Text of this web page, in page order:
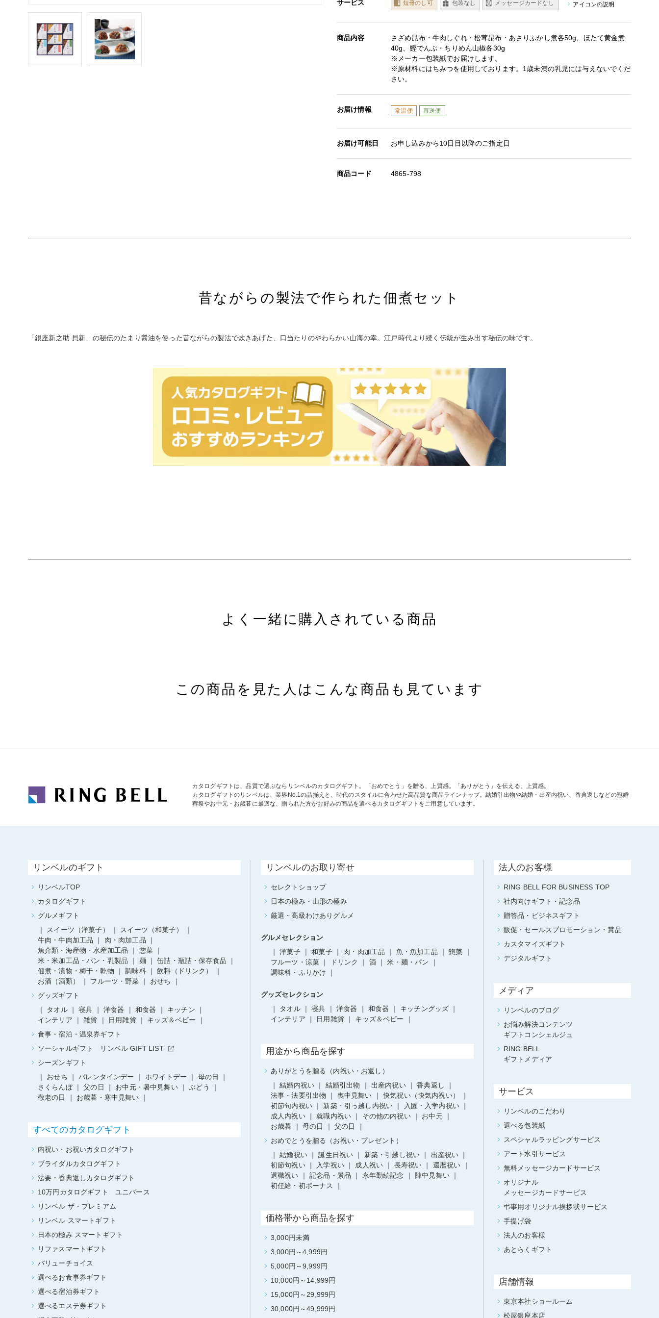
サービス 短冊のし可 包装なし メッセージカードなし アイコンの説明
商品内容
さざめ昆布・牛肉しぐれ・松茸昆布・あさりふかし煮各50g、ほたて黄金煮
40g、鰹でんぶ・ちりめん山椒各30g
※メーカー包装紙でお届けします。
※原材料にはちみつを使用しております。1歳未満の乳児には与えないでくだ
さい。
お届け情報 常温便 直送便
お届け可能日 お申し込みから10日目以降のご指定日
商品コード 4865-798
昔ながらの製法で作られた佃煮セット
「銀座新之助 貝新」の秘伝のたまり醤油を使った昔ながらの製法で炊きあげた、口当たりのやわらかい山海の幸。江戸時代より続く伝統が生み出す秘伝の味です。
よく一緒に購入されている商品
この商品を見た人はこんな商品も見ています
カタログギフトは、品質で選ぶならリンベルのカタログギフト。「おめでとう」を贈る、上質感。「ありがとう」を伝える、上質感。
カタログギフトのリンベルは、業界No.1の品揃えと、時代のスタイルに合わせた高品質な商品ラインナップ。結婚引出物や結婚・出産内祝い、香典返しなどの冠婚
葬祭やお中元・お歳暮に最適な、贈られた方がお好みの商品を選べるカタログギフトをご用意しています。
リンベルのギフト
リンベルTOP
カタログギフト
グルメギフト
スイーツ（洋菓子）
スイーツ（和菓子）
牛肉・牛肉加工品
肉・肉加工品
魚介類・海産物・水産加工品
惣菜
米・米加工品・パン・乳製品
麺
缶詰・瓶詰・保存食品
佃煮・漬物・梅干・乾物
調味料
飲料（ドリンク）
お酒（酒類）
フルーツ・野菜
おせち
グッズギフト
タオル
寝具 洋食器 和食器
キッチン
インテリア
雑貨 日用雑貨
キッズ＆ベビー
食事・宿泊・温泉券ギフト
ソーシャルギフト リンベル GIFT LIST
シーズンギフト
おせち
バレンタインデー ホワイトデー
母の日
さくらんぼ
父の日 お中元・暑中見舞い
ぶどう
敬老の日
お歳暮・寒中見舞い
すべてのカタログギフト
内祝い・お祝いカタログギフト
ブライダルカタログギフト
法要・香典返しカタログギフト
10万円カタログギフト ユニバース
リンベル ザ・プレミアム
リンベル スマートギフト
日本の極み スマートギフト
リファスマートギフト
バリューチョイス
選べるお食事券ギフト
選べる宿泊券ギフト
選べるエステ券ギフト
リンベルのお取り寄せ
セレクトショップ
日本の極み・山形の極み
厳選・高級わけありグルメ
グルメセレクション
洋菓子
和菓子 肉・肉加工品 魚・魚加工品
惣菜
フルーツ・涼菓
ドリンク 酒
米・麺・パン
調味料・ふりかけ
グッズセレクション
タオル
寝具 洋食器 和食器
キッチングッズ
インテリア
日用雑貨 キッズ＆ベビー
用途から商品を探す
ありがとうを贈る（内祝い・お返し）
結婚内祝い
結婚引出物 出産内祝い
香典返し
法事・法要引出物
喪中見舞い
快気祝い（快気内祝い）
初節句内祝い
新築・引っ越し内祝い
入園・入学内祝い
成人内祝い
就職内祝い その他の内祝い
お中元
お歳暮
母の日
父の日
おめでとうを贈る（お祝い・プレゼント）
結婚祝い
誕生日祝い 新築・引越し祝い
出産祝い
初節句祝い
入学祝い 成人祝い 長寿祝い
還暦祝い
退職祝い
記念品・景品 永年勤続記念
陣中見舞い
初任給・初ボーナス
価格帯から商品を探す
3,000円未満
3,000円～4,999円
5,000円～9,999円
10,000円～14,999円
15,000円～29,999円
30,000円～49,999円
法人のお客様
RING BELL FOR BUSINESS TOP
社内向けギフト・記念品
贈答品・ビジネスギフト
販促・セールスプロモーション・賞品
カスタマイズギフト
デジタルギフト
メディア
リンベルのブログ
お悩み解決コンテンツ
ギフトコンシェルジュ
RING BELL
ギフトメディア
サービス
リンベルのこだわり
選べる包装紙
スペシャルラッピングサービス
アート水引サービス
無料メッセージカードサービス
オリジナル
メッセージカードサービス
弔事用オリジナル挨拶状サービス
手提げ袋
法人のお客様
あとらくギフト
店舗情報
東京本社ショールーム
松屋銀座本店